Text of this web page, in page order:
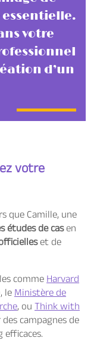
votre
d’un
votre
que Camille, une
études de casen
et de
commeHarvard
leMinistère de
, ouThink with
campagnes de